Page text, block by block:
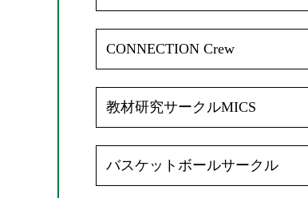
CONNECTION Crew
教材研究サークルMICS
バスケットボールサークル